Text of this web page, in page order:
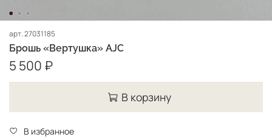
арт.27031185
Брошь «Вертушка» AJC
5 500 ₽
В корзину
В избранное